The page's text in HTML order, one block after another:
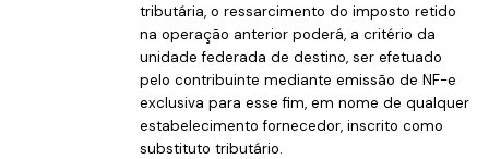
tributária, o ressarcimento do imposto retido
na operação anterior poderá, a critério da
unidade federada de destino, ser efetuado
pelo contribuinte mediante emissão de NF-e
exclusiva para esse fim, em nome de qualquer
estabelecimento fornecedor, inscrito como
substituto tributário.